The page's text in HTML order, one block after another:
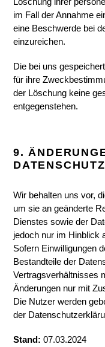
im Fall der Annahme
eine Beschwerde bei
einzureichen.
Die bei uns
für ihre
der Löschung keine
entgegenstehen.
9.
Wir behalten uns vor,
um sie an geänderte
Dienstes sowie der
jedoch nur im Hinblick
Sofern Einwilligungen
Bestandteile der
Vertragsverhältnisses
Änderungen nur mit
Die Nutzer werden
der
Stand: 07.03.2024